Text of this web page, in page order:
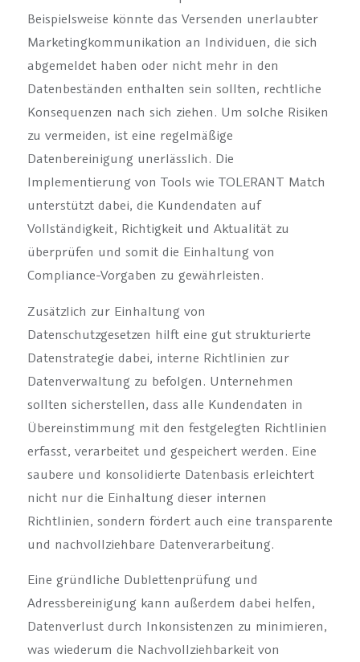
Beispielsweise könnte das Versenden unerlaubter
Marketingkommunikation an Individuen, die sich
abgemeldet haben oder nicht mehr in den
Datenbeständen enthalten sein sollten, rechtliche
Konsequenzen nach sich ziehen. Um solche Risiken
zu vermeiden, ist eine regelmäßige
Datenbereinigung unerlässlich. Die
Implementierung von Tools wie TOLERANT Match
unterstützt dabei, die Kundendaten auf
Vollständigkeit, Richtigkeit und Aktualität zu
überprüfen und somit die Einhaltung von
Compliance-Vorgaben zu gewährleisten.
Zusätzlich zur Einhaltung von
Datenschutzgesetzen hilft eine gut strukturierte
Datenstrategie dabei, interne Richtlinien zur
Datenverwaltung zu befolgen. Unternehmen
sollten sicherstellen, dass alle Kundendaten in
Übereinstimmung mit den festgelegten Richtlinien
erfasst, verarbeitet und gespeichert werden. Eine
saubere und konsolidierte Datenbasis erleichtert
nicht nur die Einhaltung dieser internen
Richtlinien, sondern fördert auch eine transparente
und nachvollziehbare Datenverarbeitung.
Eine gründliche Dublettenprüfung und
Adressbereinigung kann außerdem dabei helfen,
Datenverlust durch Inkonsistenzen zu minimieren,
was wiederum die Nachvollziehbarkeit von